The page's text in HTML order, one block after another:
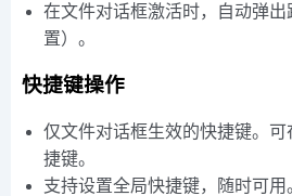
在文件对话框激活时，自动弹
置）。
快捷键操作
仅文件对话框生效的快捷键。可
捷键。
支持设置全局快捷键，随时可用